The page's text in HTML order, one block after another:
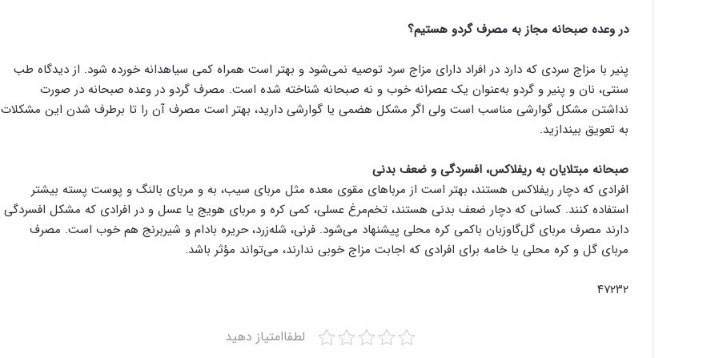
در وعده صبحانه مجاز به مصرف گردو هستیم؟
پنیر با مزاج سردی که دارد در افراد دارای مزاج سرد توصیه نمی‌شود و بهتر است همراه کمی سیاهدانه خورده شود. از دیدگاه طب
سنتی، نان و پنیر و گردو به‌عنوان یک عصرانه خوب و نه صبحانه شناخته‌ شده است. مصرف گردو در وعده صبحانه در صورت
نداشتن مشکل گوارشی مناسب است ولی اگر مشکل هضمی یا گوارشی دارید، بهتر است مصرف آن را تا برطرف‌ شدن این مشکلات
به تعویق بیندازید.
صبحانه مبتلایان به ریفلاکس، افسردگی و ضعف بدنی
افرادی که دچار ریفلاکس هستند، بهتر است از مرباهای مقوی معده مثل مربای سیب، به و مربای بالنگ و پوست پسته بیشتر
استفاده کنند. کسانی که دچار ضعف بدنی هستند، تخم‌مرغ عسلی، کمی کره و مربای هویج یا عسل و در افرادی که مشکل افسردگی
دارند مصرف مربای گل‌گاوزبان باکمی کره محلی پیشنهاد می‌شود. فرنی، شله‌زرد، حریره بادام و شیربرنج هم خوب است. مصرف
مربای گل و کره محلی یا خامه برای افرادی که اجابت مزاج خوبی ندارند، می‌تواند مؤثر باشد.
۴۷۲۳۲
لطفاامتیاز دهید